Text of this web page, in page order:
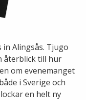
Alingsås. Tjugo
återblick till hur
om evenemanget
i Sverige och
en helt ny